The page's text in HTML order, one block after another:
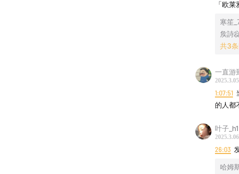
「欧
寒笙
矦詩
共3
一直游
2025.3.05
1:07:51
的人都
叶子
2025.3.06
26:03
哈姆